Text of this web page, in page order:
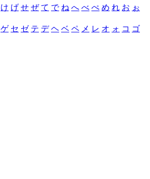
け げ せ ぜ て で ね へ べ ぺ め れ お ぉ
ゲ セ ゼ テ デ ヘ ベ ペ メ レ オ ォ コ ゴ